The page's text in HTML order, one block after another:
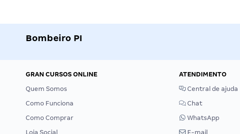
Bombeiro PI
GRAN CURSOS ONLINE
Quem Somos
Como Funciona
Como Comprar
Loja Social
ATENDIMENTO
Central de ajuda
Chat
WhatsApp
E-mail